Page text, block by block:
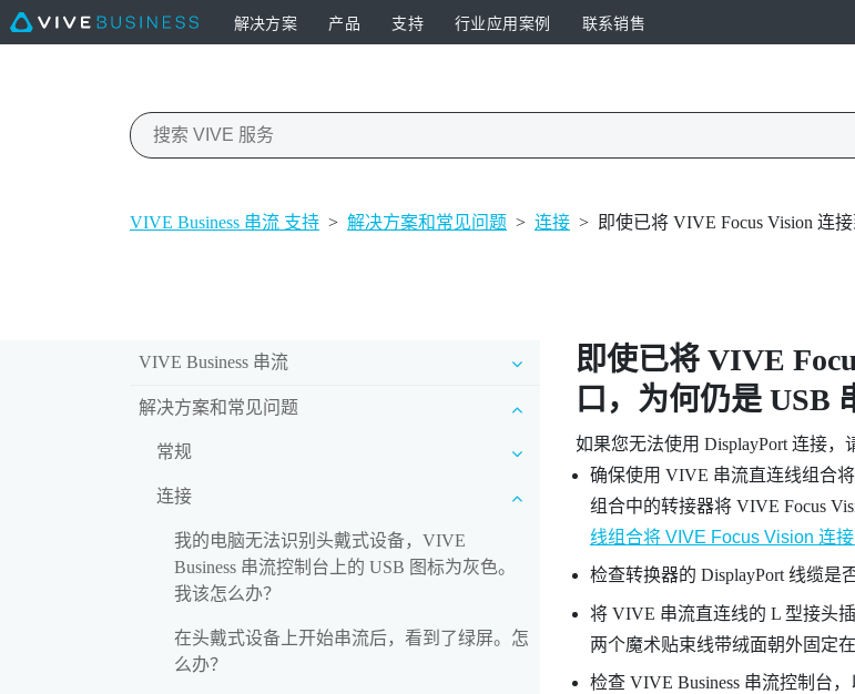
解决方案 产品 支持 行业应用案例 联系销售
VIVE Business 串流 支持 > 解决方案和常见问题 > 连接 > 即使已将 VIVE Focus Vision 连
VIVE Business 串流
解决方案和常见问题
常规
连接
我的电脑无法识别头戴式设备，VIVE
Business 串流控制台上的 USB 图标为灰色。
我该怎么办？
在头戴式设备上开始串流后，看到了绿屏。怎
么办？
即使已将 VIVE
口，为何仍是 USB
如果您无法使用 DisplayPort连接，
确保使用 VIVE 串流直连线组合
组合中的转接器将 VIVE Focus
线组合将 VIVE Focus Vision 连
检查转换器的 DisplayPort线缆是
将 VIVE 串流直连线的 L 型接头
两个魔术贴束线带绒面朝外固定在
检查 VIVE Business 串流控制台